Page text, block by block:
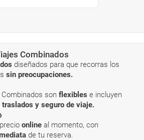
Combinados
diseñados para que recorras los
sin preocupaciones.
son flexibles e incluyen
y seguro de viaje.
online al momento, con
de tu reserva.